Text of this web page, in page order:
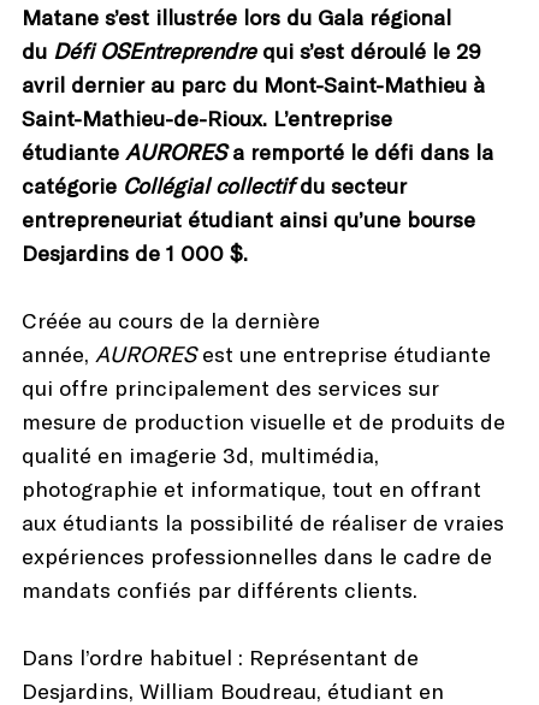
Matane s’est illustrée lors du Gala régional
du Défi OSEntreprendrequi s’est déroulé le 29
avril dernier au parc du Mont-Saint-Mathieu à
Saint-Mathieu-de-Rioux. L’entreprise
étudiante AURORESa remporté le défi dans la
catégorie Collégial collectifdu secteur
entrepreneuriat étudiant ainsi qu’une bourse
Desjardins de 1 000 $.
Créée au cours de la dernière
année, AURORESest une entreprise étudiante
qui offre principalement des services sur
mesure de production visuelle et de produits de
qualité en imagerie 3d, multimédia,
photographie et informatique, tout en offrant
aux étudiants la possibilité de réaliser de vraies
expériences professionnelles dans le cadre de
mandats confiés par différents clients.
Dans l’ordre habituel : Représentant de
Desjardins, William Boudreau, étudiant en